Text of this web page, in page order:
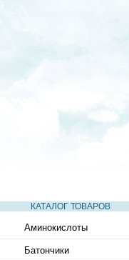
КАТАЛОГ ТОВАРОВ
Аминокислоты
Батончики